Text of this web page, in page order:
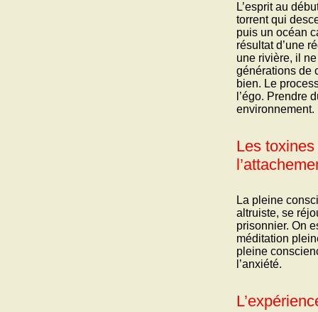
L’esprit au
torrent qui
puis un océan
résultat d’une
une rivière, il
générations de
bien. Le
l’égo. Prendre
environnement.
Les
La pleine
altruiste, se
prisonnier. On
méditation
pleine
l’anxiété.